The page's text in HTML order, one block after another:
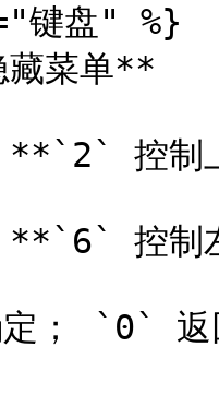
盘" %}
菜单**
控制
控制
； `0`